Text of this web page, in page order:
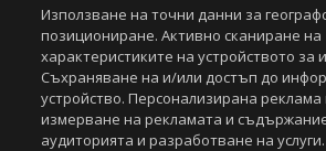
Използване на точни данни за
позициониране. Активно сканиране на
характеристиките на устройството за
Съхраняване на и/или достъп до
устройство. Персонализирана
измерване на рекламата и
аудиторията и разработване на услуги.